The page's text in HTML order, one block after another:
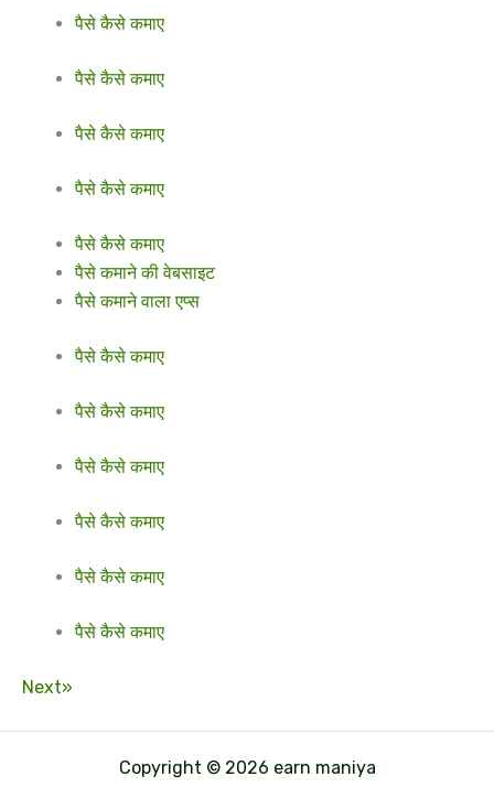
पैसे कैसे कमाए
पैसे कैसे कमाए
पैसे कैसे कमाए
पैसे कैसे कमाए
पैसे कैसे कमाए
पैसे कमाने की वेबसाइट
पैसे कमाने वाला एप्स
पैसे कैसे कमाए
पैसे कैसे कमाए
पैसे कैसे कमाए
पैसे कैसे कमाए
पैसे कैसे कमाए
पैसे कैसे कमाए
Next»
Copyright © 2026 earn maniya